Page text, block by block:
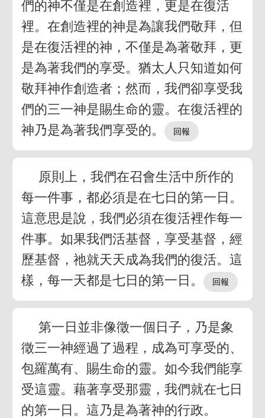
們的神不僅是在創造裡，更是在復活
裡。在創造裡的神是為讓我們敬拜，但
是在復活裡的神，不僅是為著敬拜，更
是為著我們的享受。猶太人只知道如何
敬拜神作創造者；然而，我們卻享受我
們的三一神是賜生命的靈。在復活裡的
神乃是為著我們享受的。
原則上，我們在召會生活中所作的
每一件事，都必須是在七日的第一日。
這意思是說，我們必須在復活裡作每一
件事。如果我們活基督，享受基督，經
歷基督，祂就天天成為我們的復活。這
樣，每一天都是七日的第一日。
第一日並非像徵一個日子，乃是象
徵三一神經過了過程，成為可享受的、
包羅萬有、賜生命的靈。如今我們能享
受這靈。藉著享受那靈，我們就在七日
的第一日。這乃是為著神的行政。